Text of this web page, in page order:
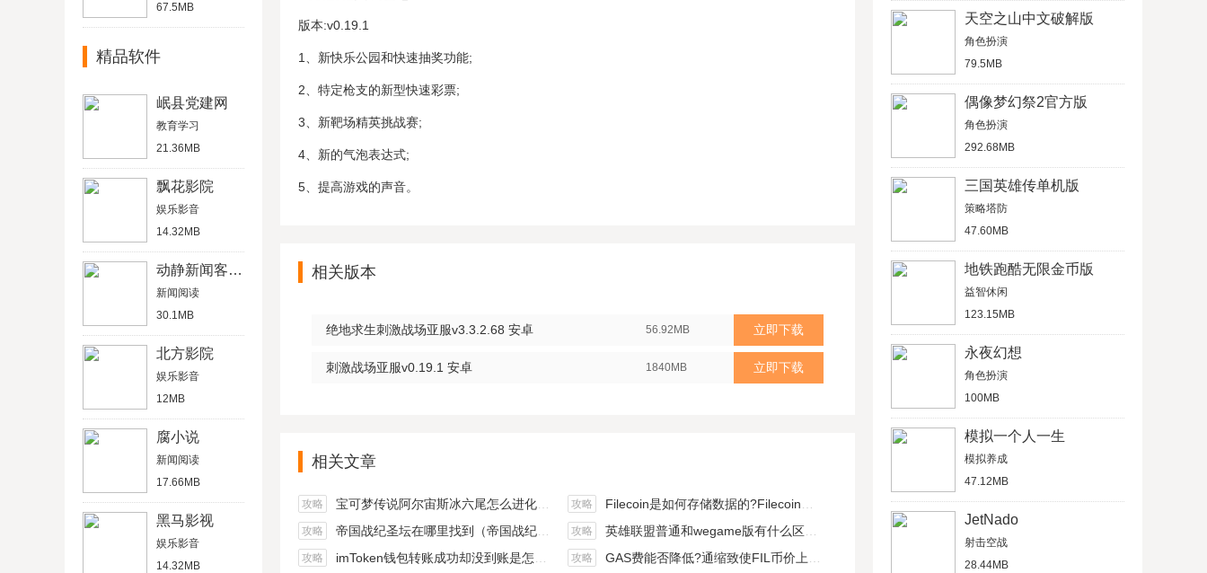
67.5MB
精品软件
岷县党建网
教育学习
21.36MB
飘花影院
娱乐影音
14.32MB
动静新闻客户端
新闻阅读
30.1MB
北方影院
娱乐影音
12MB
腐小说
新闻阅读
17.66MB
黑马影视
娱乐影音
14.32MB
版本:v0.19.1
1、新快乐公园和快速抽奖功能;
2、特定枪支的新型快速彩票;
3、新靶场精英挑战赛;
4、新的气泡表达式;
5、提高游戏的声音。
相关版本
绝地求生刺激战场亚服v3.3.2.68 安卓 56.92MB 立即下载
刺激战场亚服v0.19.1 安卓 1840MB 立即下载
相关文章
攻略 宝可梦传说阿尔宙斯冰六尾怎么进化（宝可梦冰六尾怎么得） 攻略 Filecoin是如何存储数据的?Filecoin的价值体现和未来前景分析
攻略 帝国战纪圣坛在哪里找到（帝国战纪游戏攻略） 攻略 英雄联盟普通和wegame版有什么区别（英雄联盟wegame版和英雄联盟）
攻略 imToken钱包转账成功却没到账是怎么回事? 攻略 GAS费能否降低?通缩致使FIL币价上涨,近看1000U
天空之山中文破解版
角色扮演
79.5MB
偶像梦幻祭2官方版
角色扮演
292.68MB
三国英雄传单机版
策略塔防
47.60MB
地铁跑酷无限金币版
益智休闲
123.15MB
永夜幻想
角色扮演
100MB
模拟一个人一生
模拟养成
47.12MB
JetNado
射击空战
28.44MB